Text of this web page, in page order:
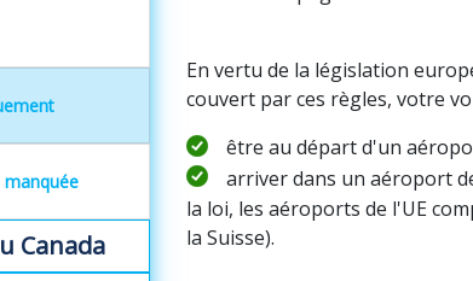
manquée
Canada
En vertu de la législation
couvert par ces règles, votre
être au départ d'un
arriver dans un aéroport
la loi, les aéroports de l'UE
la Suisse).